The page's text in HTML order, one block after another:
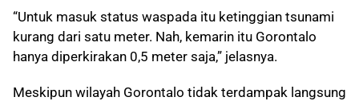
“Untuk masuk status waspada itu ketinggian tsunami
kurang dari satu meter. Nah, kemarin itu Gorontalo
hanya diperkirakan 0,5 meter saja,” jelasnya.
Meskipun wilayah Gorontalo tidak terdampak langsung